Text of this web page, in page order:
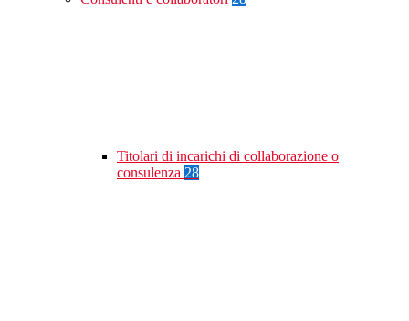
Titolari di incarichi di collaborazione o
consulenza 28